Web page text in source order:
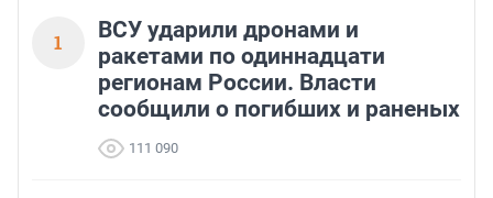
1
ВСУ ударили дронами и
ракетами по одиннадцати
регионам России. Власти
сообщили о погибших и раненых
111 090